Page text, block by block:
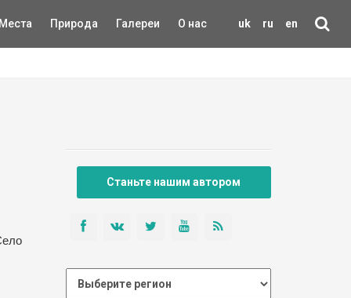
uk ru en
Природа Галереи О нас
Станьте нашим автором